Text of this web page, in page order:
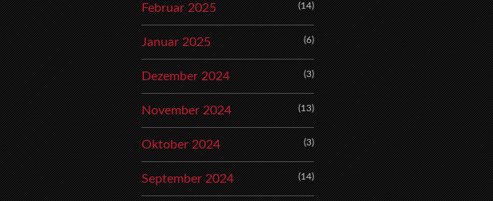
Februar 2025 (14)
Januar 2025 (6)
Dezember 2024 (3)
November 2024 (13)
Oktober 2024 (3)
September 2024 (14)